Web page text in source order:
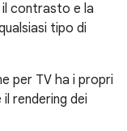
contrasto e la
tipo di
per TV ha i propri
rendering dei